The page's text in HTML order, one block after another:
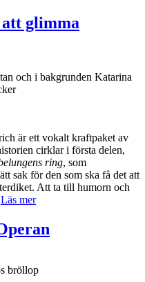
glimma
är ett vokalt kraftpaket av
cirklar i första delen,
ring, som
sak för den som ska få det att
Att ta till humorn och
Läs mer
bröllop